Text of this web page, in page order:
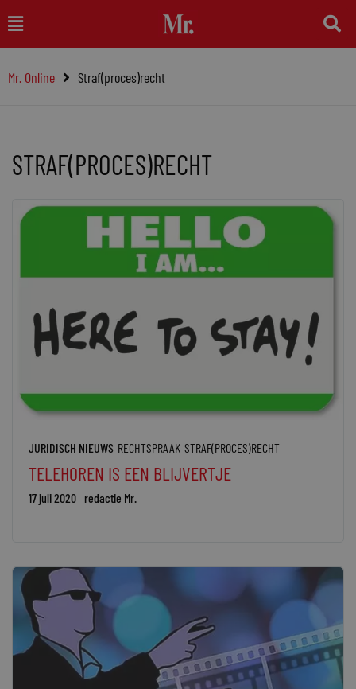
naar
inhoud
Main
Menu
Mr. Online Straf(proces)recht
STRAF(PROCES)RECHT
JURIDISCH NIEUWS RECHTSPRAAK STRAF(PROCES)RECHT
TELEHOREN IS EEN BLIJVERTJE
17 juli 2020 redactie Mr.
PaginaPaginaPaginaPaginaPaginaPagina Pagina